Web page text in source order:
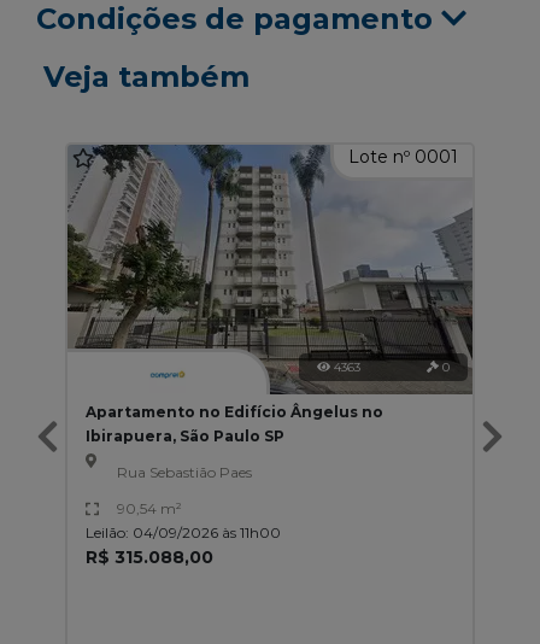
Condições de pagamento
Veja também
Lote nº 0001
4363 0
Apartamento no Edifício Ângelus no
Ibirapuera, São Paulo SP
Rua Sebastião Paes
90,54 m²
Leilão: 04/09/2026 às 11h00
R$ 315.088,00